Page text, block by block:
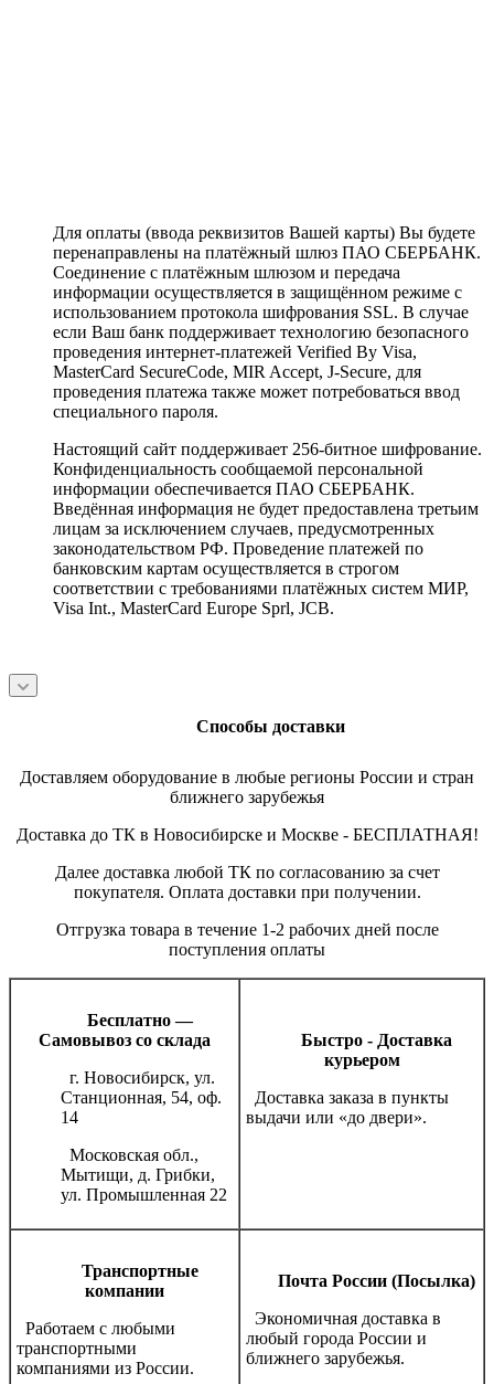
Для оплаты (ввода реквизитов Вашей карты) Вы будете
перенаправлены на платёжный шлюз ПАО СБЕРБАНК.
Соединение с платёжным шлюзом и передача
информации осуществляется в защищённом режиме с
использованием протокола шифрования SSL. В случае
если Ваш банк поддерживает технологию безопасного
проведения интернет-платежей Verified By Visa,
MasterCard SecureCode, MIR Accept, J-Secure, для
проведения платежа также может потребоваться ввод
специального пароля.
Настоящий сайт поддерживает 256-битное шифрование.
Конфиденциальность сообщаемой персональной
информации обеспечивается ПАО СБЕРБАНК.
Введённая информация не будет предоставлена третьим
лицам за исключением случаев, предусмотренных
законодательством РФ. Проведение платежей по
банковским картам осуществляется в строгом
соответствии с требованиями платёжных систем МИР,
Visa Int., MasterCard Europe Sprl, JCB.
Способы доставки
Доставляем оборудование в любые регионы России и стран
ближнего зарубежья
Доставка до ТК в Новосибирске и Москве - БЕСПЛАТНАЯ!
Далее доставка любой ТК по согласованию за счет
покупателя. Оплата доставки при получении.
Отгрузка товара в течение 1-2 рабочих дней после
поступления оплаты
Бесплатно —
Самовывоз со склада
г. Новосибирск, ул.
Станционная, 54, оф.
14
Московская обл.,
Мытищи, д. Грибки,
ул. Промышленная 22
Быстро - Доставка
курьером
Доставка заказа в пункты
выдачи или «до двери».
Транспортные
компании
Работаем с любыми
транспортными
компаниями из России.
Почта России (Посылка)
Экономичная доставка в
любый города России и
ближнего зарубежья.